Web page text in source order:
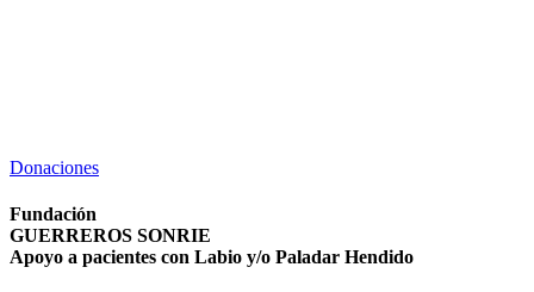
Donaciones
Fundación
GUERREROS SONRIE
Apoyo a pacientes con Labio y/o Paladar Hendido